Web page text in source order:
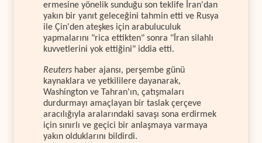
ermesine yönelik sunduğu son teklife İran'dan
yakın bir yanıt geleceğini tahmin etti ve Rusya
ile Çin'den ateşkes için arabuluculuk
yapmalarını "rica ettikten" sonra "İran silahlı
kuvvetlerini yok ettiğini" iddia etti.
Reuters haber ajansı, perşembe günü
kaynaklara ve yetkililere dayanarak,
Washington ve Tahran'ın, çatışmaları
durdurmayı amaçlayan bir taslak çerçeve
aracılığıyla aralarındaki savaşı sona erdirmek
için sınırlı ve geçici bir anlaşmaya varmaya
yakın olduklarını bildirdi.